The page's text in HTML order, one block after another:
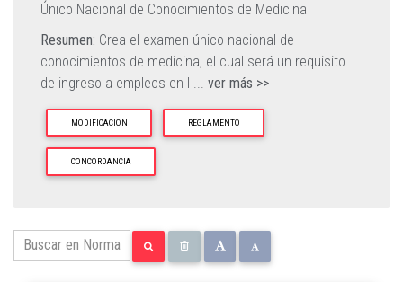
Único Nacional de Conocimientos de Medicina
Resumen: Crea el examen único nacional de
conocimientos de medicina, el cual será un requisito
de ingreso a empleos en l ... ver más >>
MODIFICACION REGLAMENTO
CONCORDANCIA